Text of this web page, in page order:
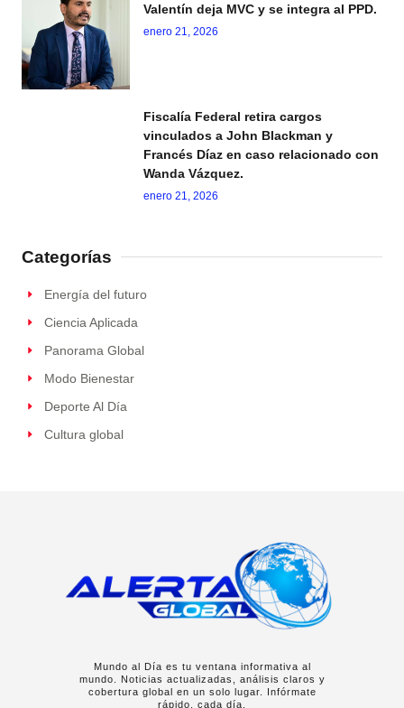
Valentín deja MVC y se integra al PPD.
enero 21, 2026
Fiscalía Federal retira cargos
vinculados a John Blackman y
Francés Díaz en caso relacionado con
Wanda Vázquez.
enero 21, 2026
Categorías
Energía del futuro
Ciencia Aplicada
Panorama Global
Modo Bienestar
Deporte Al Día
Cultura global
Mundo al Día es tu ventana informativa al
mundo. Noticias actualizadas, análisis claros y
cobertura global en un solo lugar. Infórmate
rápido, cada día.